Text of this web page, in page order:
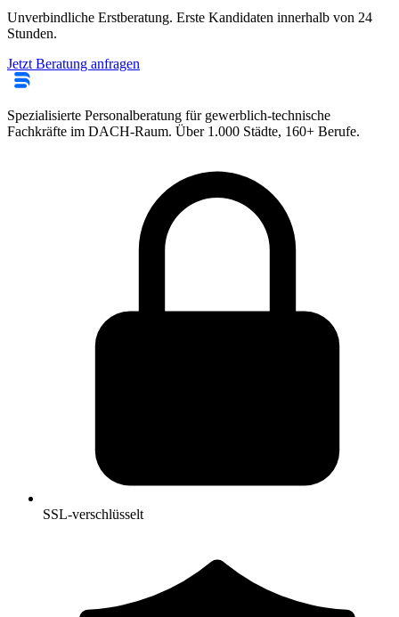
Unverbindliche Erstberatung. Erste Kandidaten innerhalb von 24
Stunden.
Jetzt Beratung anfragen
Spezialisierte Personalberatung für gewerblich-technische
Fachkräfte im DACH-Raum. Über 1.000 Städte, 160+ Berufe.
SSL-verschlüsselt